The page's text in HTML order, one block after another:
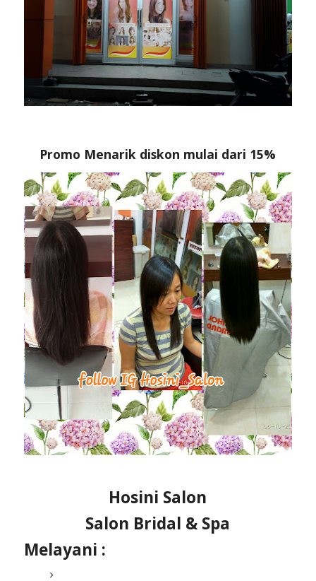
Promo Menarik diskon mulai dari 15%
Hosini Salon
Salon Bridal & Spa
Melayani :